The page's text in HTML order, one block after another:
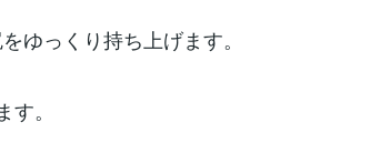
ゆっくり持ち上げます。
。